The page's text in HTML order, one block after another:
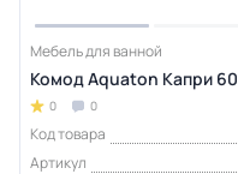
Мебель для ванной
Комод Aquaton Капри 60
0 0
Код товара
Артикул